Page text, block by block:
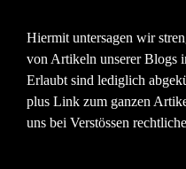
Hiermit untersagen wir
von Artikeln unserer Blogs
Erlaubt sind lediglich
plus Link zum ganzen
uns bei Verstössen